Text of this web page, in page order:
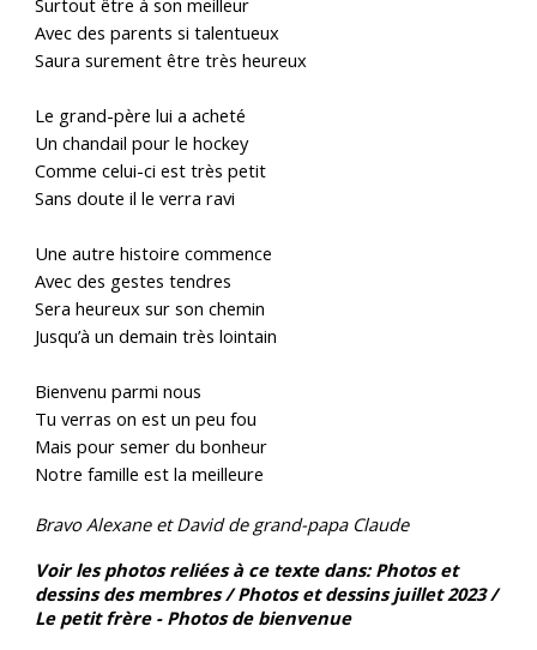
Surtout être à son meilleur
Avec des parents si talentueux
Saura surement être très heureux
Le grand-père lui a acheté
Un chandail pour le hockey
Comme celui-ci est très petit
Sans doute il le verra ravi
Une autre histoire commence
Avec des gestes tendres
Sera heureux sur son chemin
Jusqu’à un demain très lointain
Bienvenu parmi nous
Tu verras on est un peu fou
Mais pour semer du bonheur
Notre famille est la meilleure
Bravo Alexane et David de grand-papa Claude
Voir les photos reliées à ce texte dans: Photos et
dessins des membres / Photos et dessins juillet 2023 /
Le petit frère - Photos de bienvenue